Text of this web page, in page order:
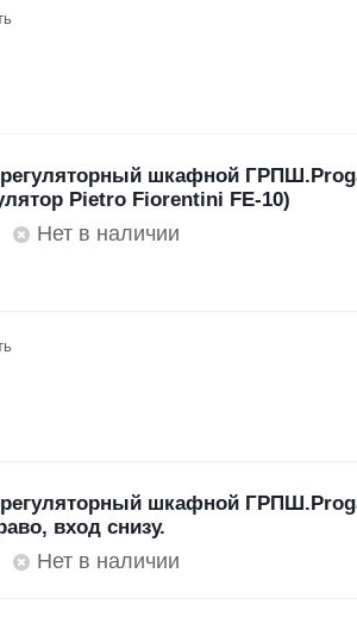
шкафной
Pietro Fiorentini FE-10)
Нет в наличии
шкафной
вход снизу.
Нет в наличии